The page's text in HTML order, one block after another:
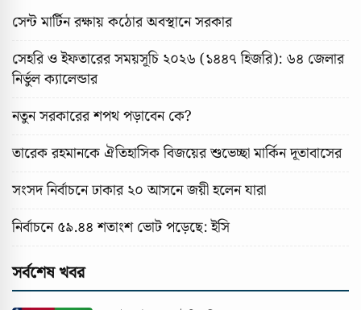
সেন্ট মার্টিন রক্ষায় কঠোর অবস্থানে সরকার
সেহরি ও ইফতারের সময়সূচি ২০২৬ (১৪৪৭ হিজরি): ৬৪ জেলার
নির্ভুল ক্যালেন্ডার
নতুন সরকারের শপথ পড়াবেন কে?
তারেক রহমানকে ঐতিহাসিক বিজয়ের শুভেচ্ছা মার্কিন দূতাবাসের
সংসদ নির্বাচনে ঢাকার ২০ আসনে জয়ী হলেন যারা
নির্বাচনে ৫৯.৪৪ শতাংশ ভোট পড়েছে: ইসি
সর্বশেষ খবর